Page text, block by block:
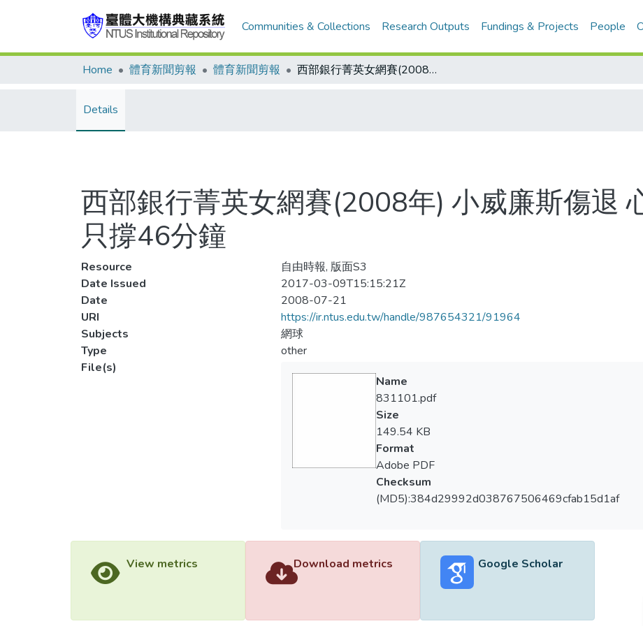
Communities & Collections Research Outputs Fundings & Projects People
Home 體育新聞剪報 體育新聞剪報 西部銀行菁英女網賽(2008年) 小威廉斯傷退 心懸奧運 失誤連連 只撐46分鐘
Details
西部銀行菁英女網賽(2008年) 小威廉斯傷退
只撐46分鐘
Resource
自由時報, 版面S3
Date Issued
2017-03-09T15:15:21Z
Date
2008-07-21
URI
https://ir.ntus.edu.tw/handle/987654321/91964
Subjects
網球
Type
other
File(s)
Name
831101.pdf
Size
149.54 KB
Format
Adobe PDF
Checksum
(MD5):384d29992d038767506469cfab15d1af
View metrics Download metrics Google Scholar